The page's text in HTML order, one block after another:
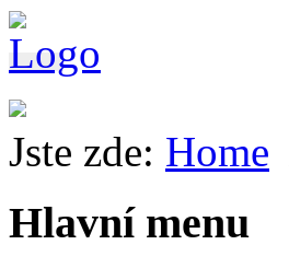
Jste zde: Home
Hlavní menu